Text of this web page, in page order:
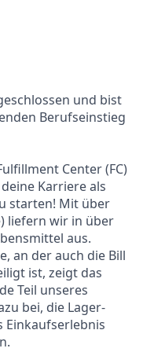
und bist
Berufseinstieg
Center (FC)
Karriere als
starten! Mit über
liefern wir in über
aus.
an der auch die Bill
ist, zeigt das
Teil unseres
bei, die Lager-
Einkaufserlebnis